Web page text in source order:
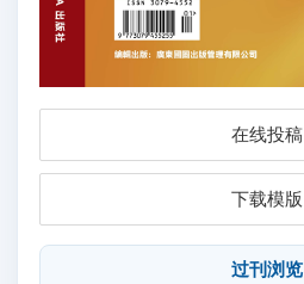
在线投稿
下载模版
过刊浏览